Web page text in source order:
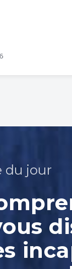
du jour